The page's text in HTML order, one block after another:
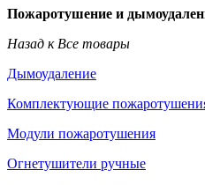
Пожаротушение и
Назад к Все товары
Дымоудаление
Комплектующие
Модули пожаротушения
Огнетушители ручные